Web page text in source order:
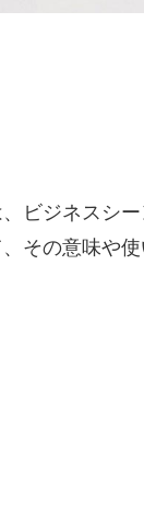
ビジネスシ
その意味や